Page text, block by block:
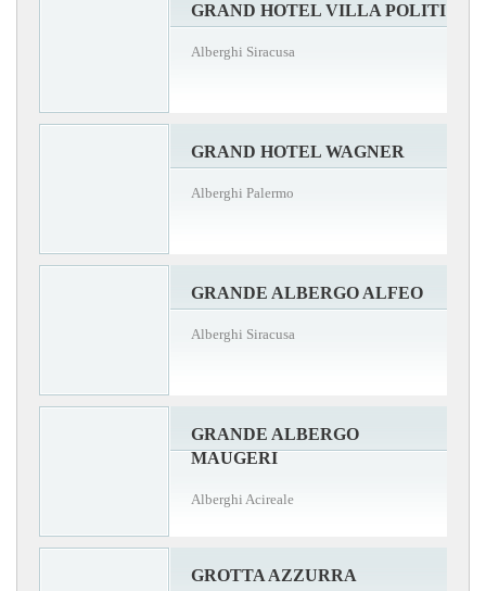
GRAND HOTEL VILLA POLITI
Alberghi Siracusa
GRAND HOTEL WAGNER
Alberghi Palermo
GRANDE ALBERGO ALFEO
Alberghi Siracusa
GRANDE ALBERGO
MAUGERI
Alberghi Acireale
GROTTA AZZURRA